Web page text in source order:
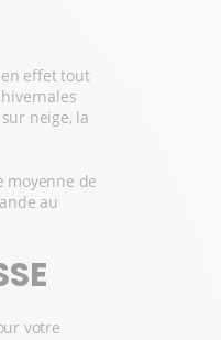
effet tout
neige, la
moyenne de
au
votre